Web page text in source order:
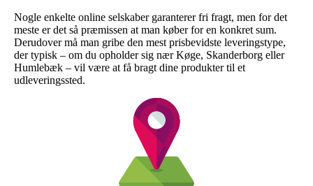
Nogle enkelte online selskaber garanterer fri fragt, men for det
meste er det så præmissen at man køber for en konkret sum.
Derudover må man gribe den mest prisbevidste leveringstype,
der typisk – om du opholder sig nær Køge, Skanderborg eller
Humlebæk – vil være at få bragt dine produkter til et
udleveringssted.